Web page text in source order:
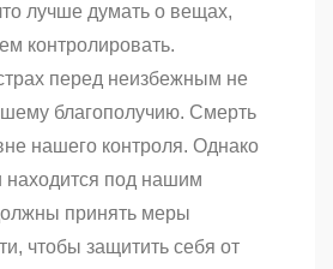
лучше думать о вещах,
контролировать.
перед неизбежным не
благополучию. Смерть
нашего контроля. Однако
находится под нашим
принять меры
чтобы защитить себя от